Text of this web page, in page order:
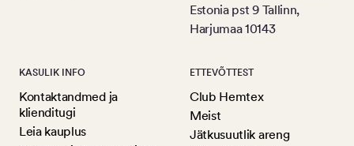
Estonia pst 9 Tallinn,
Harjumaa 10143
KASULIK INFO
Kontaktandmed ja
klienditugi
Leia kauplus
ETTEVÕTTEST
Club Hemtex
Meist
Jätkusuutlik areng